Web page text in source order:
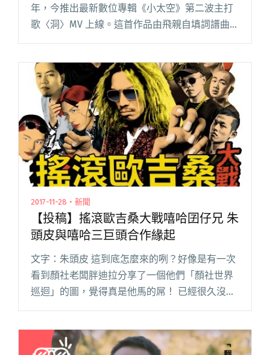
年，今推出最新數位專輯《小太空》第二波主打
歌〈洞〉MV 上線。這首作品由飛親自填詞譜曲，
的裡面，但腦已經閱讀全文 "【週五看MV】飛的
「本我」和「超我」互相對話"
2017-11-28・新聞
【投稿】搖滾歐吉桑大戰嘻哈囝仔兄 朱
頭皮與嘻哈三巨頭合作緣起
文字：朱頭皮 這到底怎麼來的咧？好像是有一次
看到顏社老闆胖迪拉分享了一個他們「顏社世界
巡迴」的圖，覺得真是他馬的屌！ 已經很久沒有
玩嘻哈，想說來找這些嘻哈少年合辦演唱會，人
胖迪拉，就私下傳訊息問問，閱讀全文 "【投